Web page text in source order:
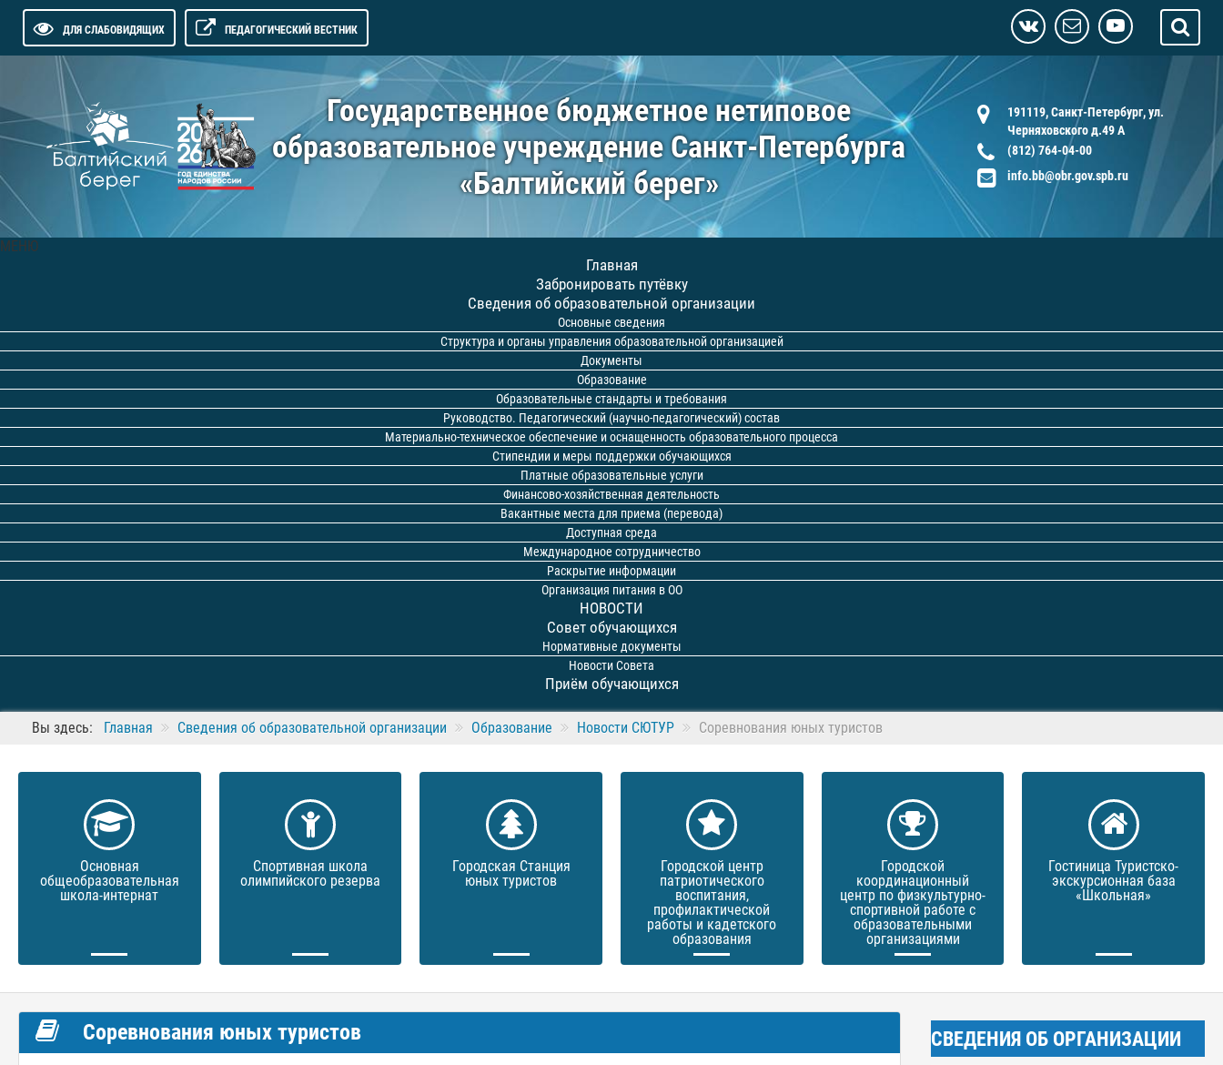
ДЛЯ СЛАБОВИДЯЩИХ ПЕДАГОГИЧЕСКИЙ ВЕСТНИК
Государственное бюджетное нетиповое
образовательное учреждение Санкт-Петербурга
«Балтийский берег»
191119, Санкт-Петербург, ул.
Черняховского д.49 А
(812) 764-04-00
info.bb@obr.gov.spb.ru
МЕНЮ
Главная
Забронировать путёвку
Сведения об образовательной организации
Основные сведения
Структура и органы управления образовательной организацией
Документы
Образование
Образовательные стандарты и требования
Руководство. Педагогический (научно-педагогический) состав
Материально-техническое обеспечение и оснащенность образовательного процесса
Стипендии и меры поддержки обучающихся
Платные образовательные услуги
Финансово-хозяйственная деятельность
Вакантные места для приема (перевода)
Доступная среда
Международное сотрудничество
Раскрытие информации
Организация питания в ОО
НОВОСТИ
Совет обучающихся
Нормативные документы
Новости Совета
Приём обучающихся
Вы здесь: Главная Сведения об образовательной организации Образование Новости СЮТУР Соревнования юных туристов
Основная
общеобразовательная
школа-интернат
Спортивная школа
олимпийского резерва
Городская Станция
юных туристов
Городской центр
патриотического
воспитания,
профилактической
работы и кадетского
образования
Городской
координационный
центр по физкультурно-
спортивной работе с
образовательными
организациями
Гостиница Туристско-
экскурсионная база
«Школьная»
Соревнования юных туристов СВЕДЕНИЯ ОБ ОРГАНИЗАЦИИ